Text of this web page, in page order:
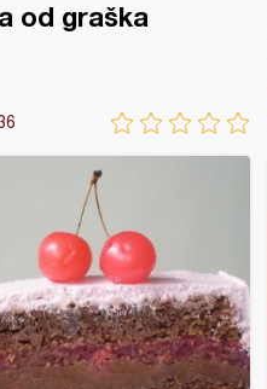
od graška
i sosom od malina